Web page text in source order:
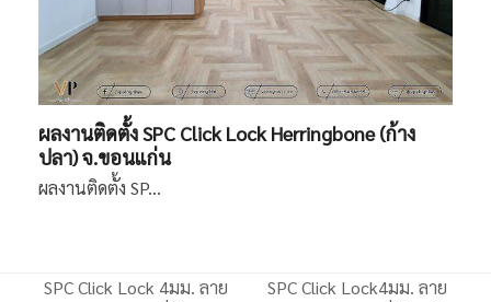
ผลงานติดตั้ง SPC Click Lock Herringbone (ก้าง
ปลา) จ.ขอนแก่น
ผลงานติดตั้ง SP…
SPC Click Lock 4มม. ลาย
SPC Click Lock4มม. ลาย